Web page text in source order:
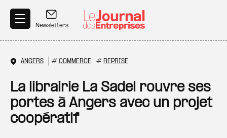
Newsletters
ANGERS # COMMERCE # REPRISE
La librairie La Sadel rouvre ses
portes à Angers avec un projet
coopératif